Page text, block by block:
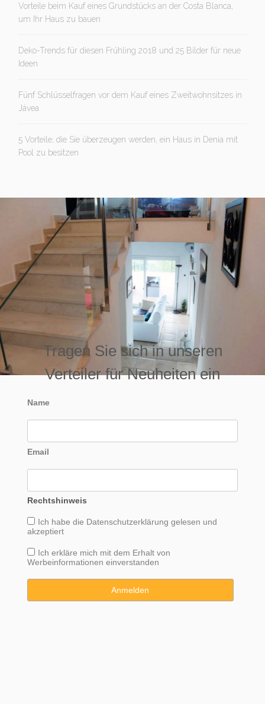
Vorteile beim Kauf eines Grundstücks an der Costa Blanca,
um Ihr Haus zu bauen
Deko-Trends für diesen Frühling 2018 und 25 Bilder für neue
Ideen
Fünf Schlüsselfragen vor dem Kauf eines Zweitwohnsitzes in
Jávea
5 Vorteile, die Sie überzeugen werden, ein Haus in Denia mit
Pool zu besitzen
Tragen Sie sich in unseren
Verteiler für Neuheiten ein
Name
Email
Rechtshinweis
Ich habe die Datenschutzerklärung gelesen und
akzeptiert
Ich erkläre mich mit dem Erhalt von
Werbeinformationen einverstanden